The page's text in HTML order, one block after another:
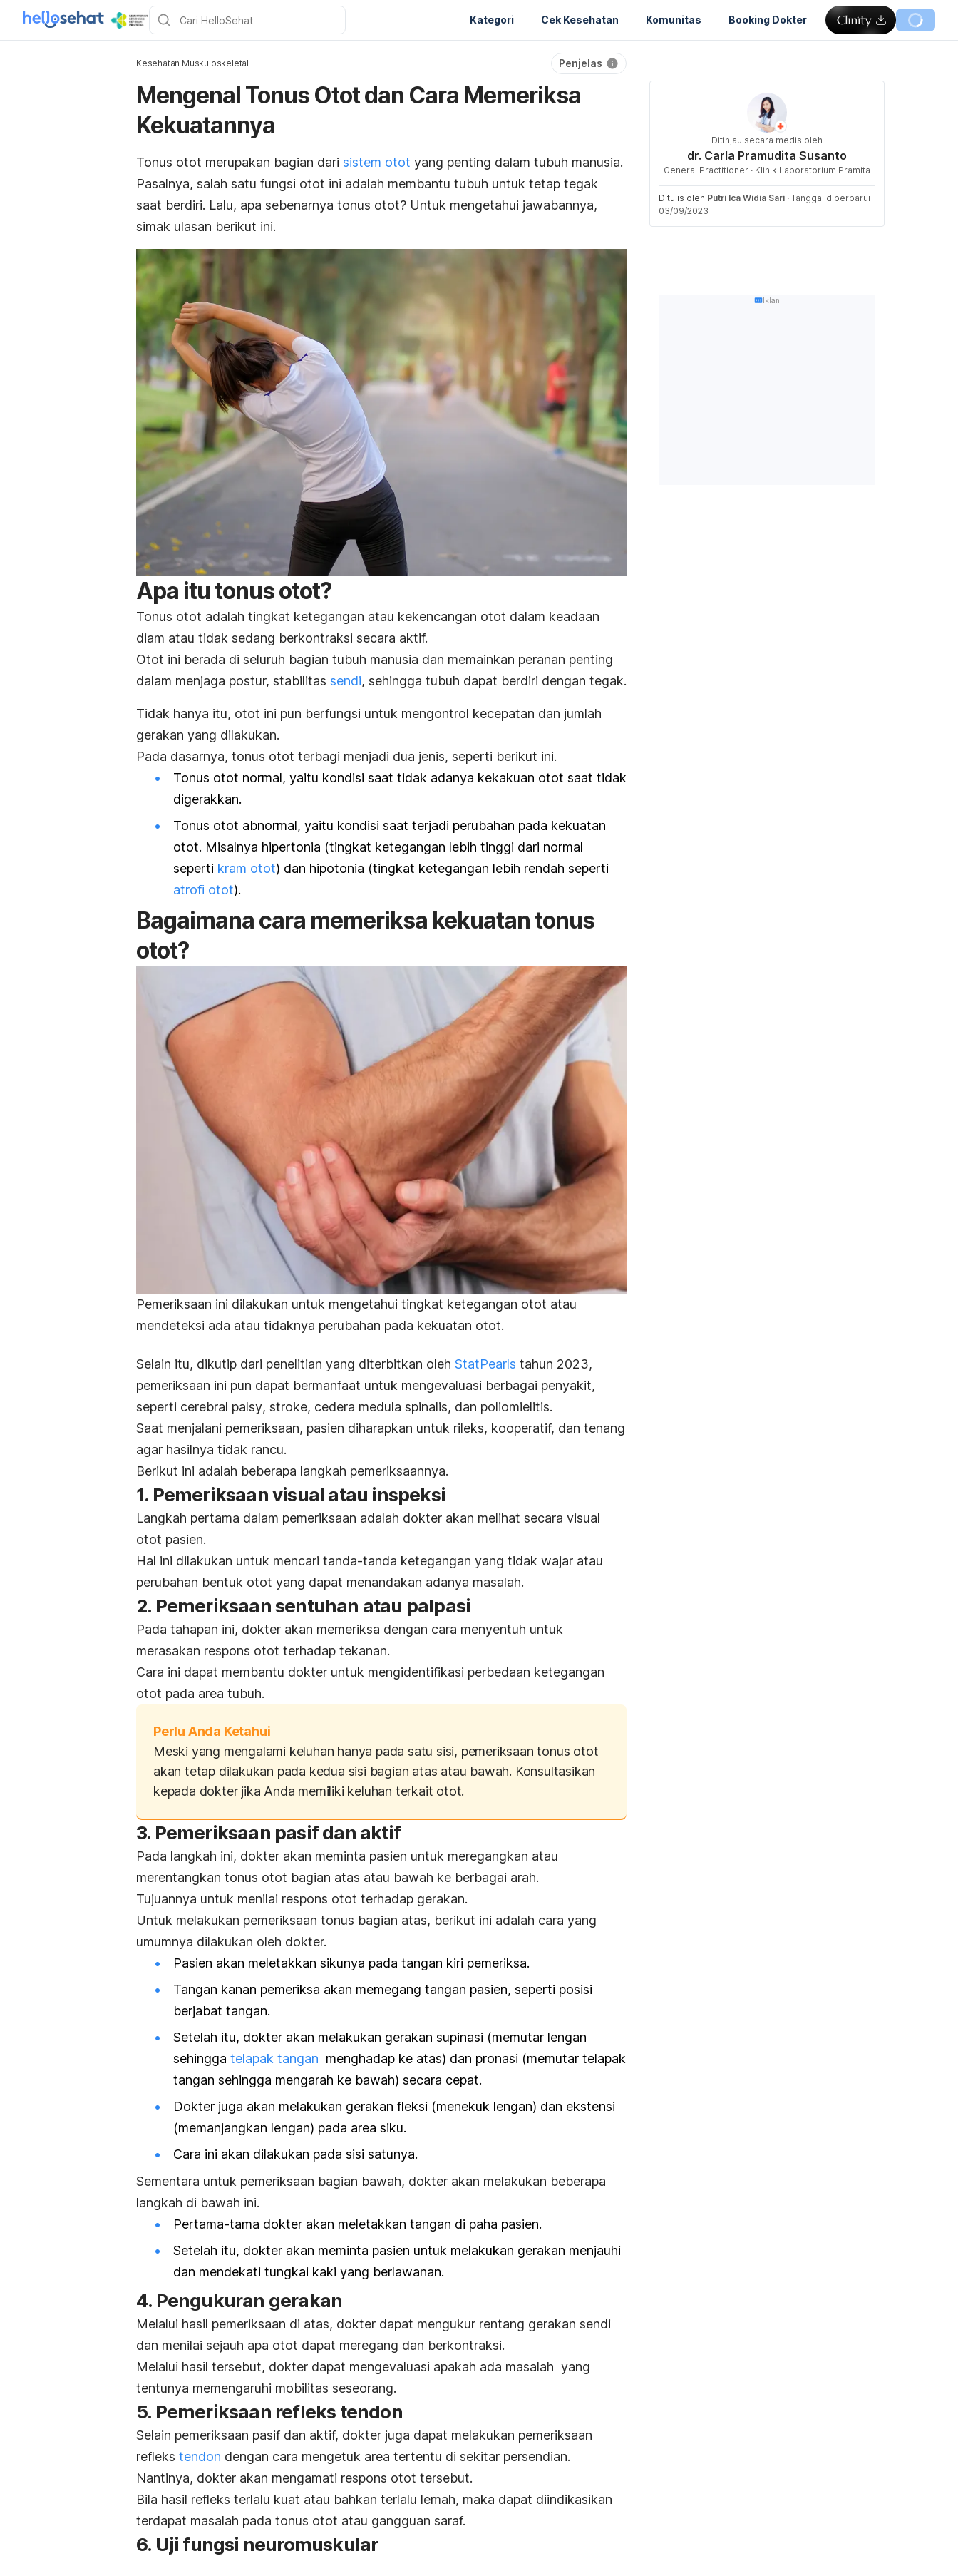
Kategori Cek Kesehatan Komunitas Booking Dokter
Kesehatan Muskuloskeletal Penjelas
Mengenal Tonus Otot dan Cara Memeriksa
Kekuatannya
Tonus otot merupakan bagian dari sistem otot yang penting dalam tubuh manusia.
Pasalnya, salah satu fungsi otot ini adalah membantu tubuh untuk tetap tegak
saat berdiri. Lalu, apa sebenarnya tonus otot? Untuk mengetahui jawabannya,
simak ulasan berikut ini.
Apa itu tonus otot?
Tonus otot adalah tingkat ketegangan atau kekencangan otot dalam keadaan
diam atau tidak sedang berkontraksi secara aktif.
Otot ini berada di seluruh bagian tubuh manusia dan memainkan peranan penting
dalam menjaga postur, stabilitas sendi, sehingga tubuh dapat berdiri dengan tegak.
Tidak hanya itu, otot ini pun berfungsi untuk mengontrol kecepatan dan jumlah
gerakan yang dilakukan.
Pada dasarnya, tonus otot terbagi menjadi dua jenis, seperti berikut ini.
Tonus otot normal, yaitu kondisi saat tidak adanya kekakuan otot saat tidak
digerakkan.
Tonus otot abnormal, yaitu kondisi saat terjadi perubahan pada kekuatan
otot. Misalnya hipertonia (tingkat ketegangan lebih tinggi dari normal
seperti kram otot) dan hipotonia (tingkat ketegangan lebih rendah seperti
atrofi otot).
Bagaimana cara memeriksa kekuatan tonus
otot?
Pemeriksaan ini dilakukan untuk mengetahui tingkat ketegangan otot atau
mendeteksi ada atau tidaknya perubahan pada kekuatan otot.
Selain itu, dikutip dari penelitian yang diterbitkan oleh StatPearls tahun 2023,
pemeriksaan ini pun dapat bermanfaat untuk mengevaluasi berbagai penyakit,
seperti cerebral palsy, stroke, cedera medula spinalis, dan poliomielitis.
Saat menjalani pemeriksaan, pasien diharapkan untuk rileks, kooperatif, dan tenang
agar hasilnya tidak rancu.
Berikut ini adalah beberapa langkah pemeriksaannya.
1. Pemeriksaan visual atau inspeksi
Langkah pertama dalam pemeriksaan adalah dokter akan melihat secara visual
otot pasien.
Hal ini dilakukan untuk mencari tanda-tanda ketegangan yang tidak wajar atau
perubahan bentuk otot yang dapat menandakan adanya masalah.
2. Pemeriksaan sentuhan atau palpasi
Pada tahapan ini, dokter akan memeriksa dengan cara menyentuh untuk
merasakan respons otot terhadap tekanan.
Cara ini dapat membantu dokter untuk mengidentifikasi perbedaan ketegangan
otot pada area tubuh.
Perlu Anda Ketahui
Meski yang mengalami keluhan hanya pada satu sisi, pemeriksaan tonus otot
akan tetap dilakukan pada kedua sisi bagian atas atau bawah. Konsultasikan
kepada dokter jika Anda memiliki keluhan terkait otot.
3. Pemeriksaan pasif dan aktif
Pada langkah ini, dokter akan meminta pasien untuk meregangkan atau
merentangkan tonus otot bagian atas atau bawah ke berbagai arah.
Tujuannya untuk menilai respons otot terhadap gerakan.
Untuk melakukan pemeriksaan tonus bagian atas, berikut ini adalah cara yang
umumnya dilakukan oleh dokter.
Pasien akan meletakkan sikunya pada tangan kiri pemeriksa.
Tangan kanan pemeriksa akan memegang tangan pasien, seperti posisi
berjabat tangan.
Setelah itu, dokter akan melakukan gerakan supinasi (memutar lengan
sehingga telapak tangan menghadap ke atas) dan pronasi (memutar telapak
tangan sehingga mengarah ke bawah) secara cepat.
Dokter juga akan melakukan gerakan fleksi (menekuk lengan) dan ekstensi
(memanjangkan lengan) pada area siku.
Cara ini akan dilakukan pada sisi satunya.
Sementara untuk pemeriksaan bagian bawah, dokter akan melakukan beberapa
langkah di bawah ini.
Pertama-tama dokter akan meletakkan tangan di paha pasien.
Setelah itu, dokter akan meminta pasien untuk melakukan gerakan menjauhi
dan mendekati tungkai kaki yang berlawanan.
4. Pengukuran gerakan
Melalui hasil pemeriksaan di atas, dokter dapat mengukur rentang gerakan sendi
dan menilai sejauh apa otot dapat meregang dan berkontraksi.
Melalui hasil tersebut, dokter dapat mengevaluasi apakah ada masalah yang
tentunya memengaruhi mobilitas seseorang.
5. Pemeriksaan refleks tendon
Selain pemeriksaan pasif dan aktif, dokter juga dapat melakukan pemeriksaan
refleks tendon dengan cara mengetuk area tertentu di sekitar persendian.
Nantinya, dokter akan mengamati respons otot tersebut.
Bila hasil refleks terlalu kuat atau bahkan terlalu lemah, maka dapat diindikasikan
terdapat masalah pada tonus otot atau gangguan saraf.
6. Uji fungsi neuromuskular
Ditinjau secara medis oleh
dr. Carla Pramudita Susanto
General Practitioner · Klinik Laboratorium Pramita
Ditulis oleh Putri Ica Widia Sari · Tanggal diperbarui
03/09/2023
Iklan